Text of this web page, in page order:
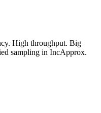
High throughput. Big
sampling in IncApprox.